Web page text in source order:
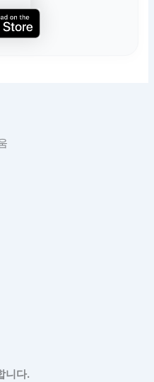
니다.